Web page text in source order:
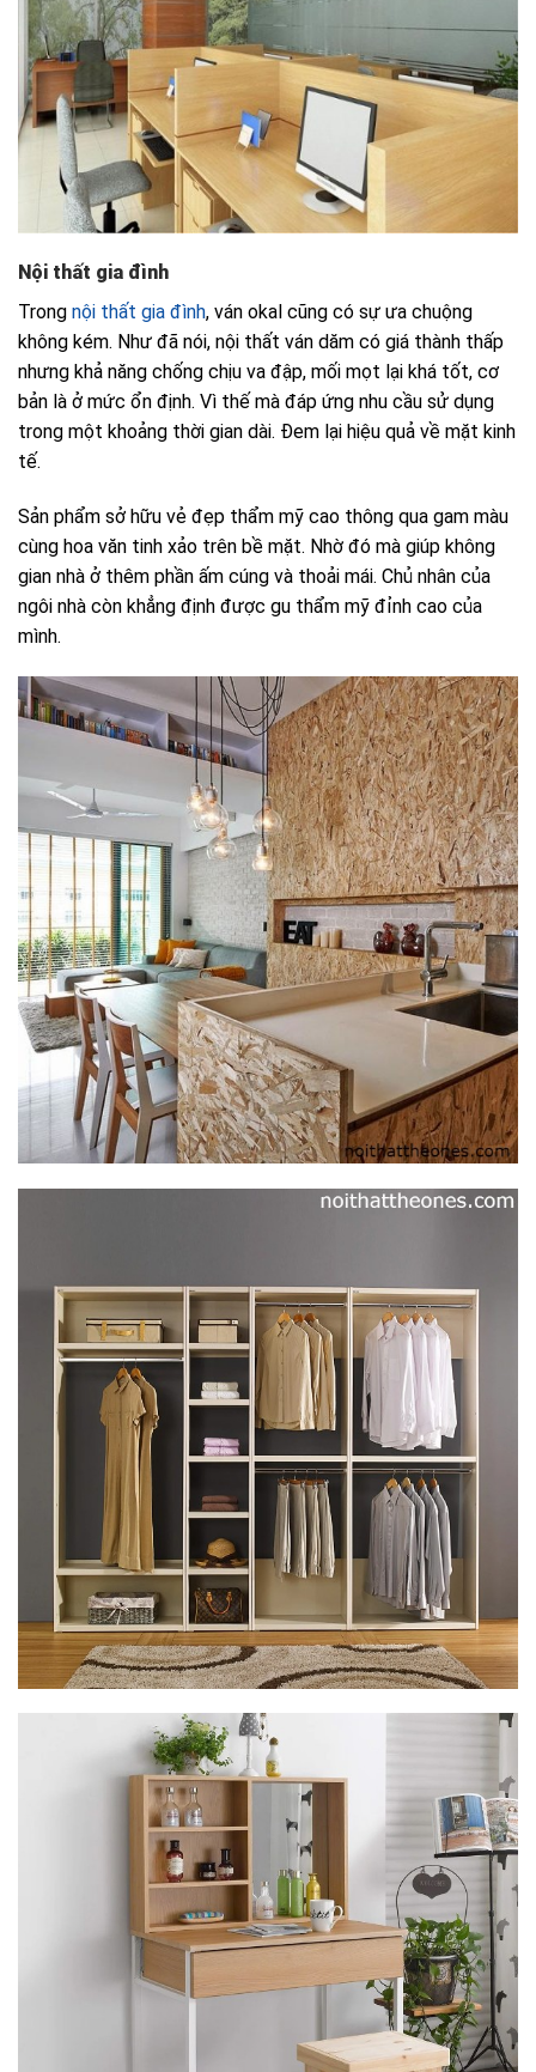
Nội thất gia đình
Trong nội thất gia đình, ván okal cũng có sự ưa chuộng
không kém. Như đã nói, nội thất ván dăm có giá thành thấp
nhưng khả năng chống chịu va đập, mối mọt lại khá tốt, cơ
bản là ở mức ổn định. Vì thế mà đáp ứng nhu cầu sử dụng
trong một khoảng thời gian dài. Đem lại hiệu quả về mặt kinh
tế.
Sản phẩm sở hữu vẻ đẹp thẩm mỹ cao thông qua gam màu
cùng hoa văn tinh xảo trên bề mặt. Nhờ đó mà giúp không
gian nhà ở thêm phần ấm cúng và thoải mái. Chủ nhân của
ngôi nhà còn khẳng định được gu thẩm mỹ đỉnh cao của
mình.